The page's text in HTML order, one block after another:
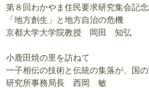
第８回わかやま住民要求研究集会記
「地方創生」と地方自治の危機
京都大学大学院教授 岡田 知弘
小鹿田焼の里を訪ねて
一子相伝の技術と伝統の集落が、国
研究所事務局長 西岡 敏